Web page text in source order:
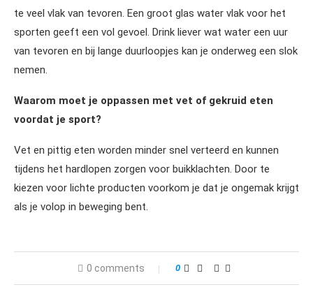
te veel vlak van tevoren. Een groot glas water vlak voor het
sporten geeft een vol gevoel. Drink liever wat water een uur
van tevoren en bij lange duurloopjes kan je onderweg een slok
nemen.
Waarom moet je oppassen met vet of gekruid eten
voordat je sport?
Vet en pittig eten worden minder snel verteerd en kunnen
tijdens het hardlopen zorgen voor buikklachten. Door te
kiezen voor lichte producten voorkom je dat je ongemak krijgt
als je volop in beweging bent.
0 comments 0